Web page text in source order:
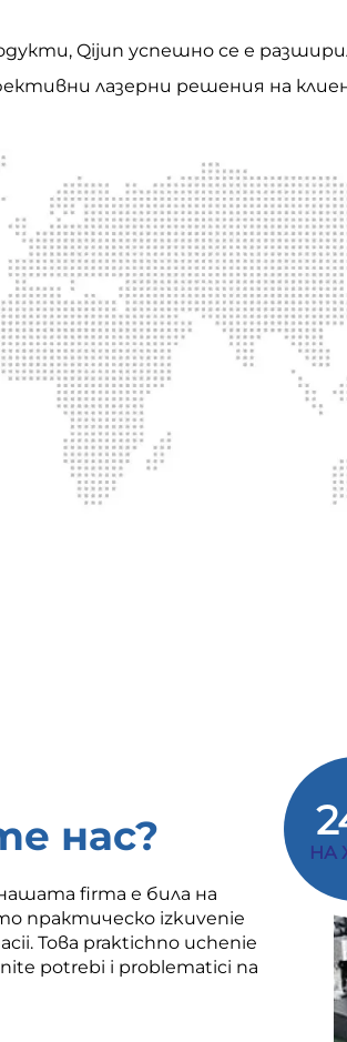
Qijun успешно се е
лазерни решения на
нас?
firma е била на
практическо izkuvenie
Това praktichno uchenie
potrebi i problematici na
НА